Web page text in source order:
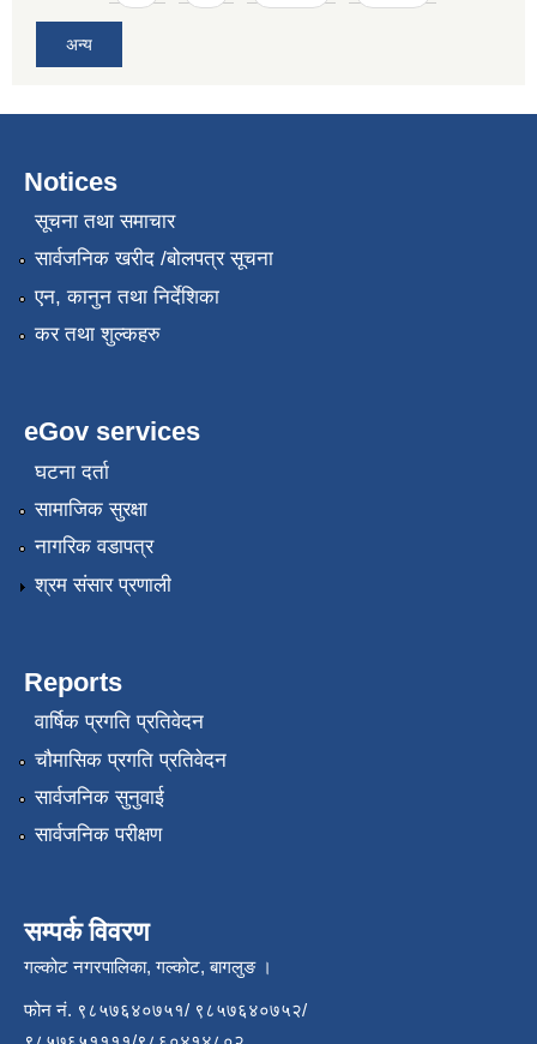
अन्य
Notices
सूचना तथा समाचार
सार्वजनिक खरीद /बोलपत्र सूचना
एन, कानुन तथा निर्देशिका
कर तथा शुल्कहरु
eGov services
घटना दर्ता
सामाजिक सुरक्षा
नागरिक वडापत्र
श्रम संसार प्रणाली
Reports
वार्षिक प्रगति प्रतिवेदन
चौमासिक प्रगति प्रतिवेदन
सार्वजनिक सुनुवाई
सार्वजनिक परीक्षण
सम्पर्क विवरण
गल्कोट नगरपालिका, गल्कोट, बागलुङ ।
फोन नं. ९८५७६४०७५१/ ९८५७६४०७५२/